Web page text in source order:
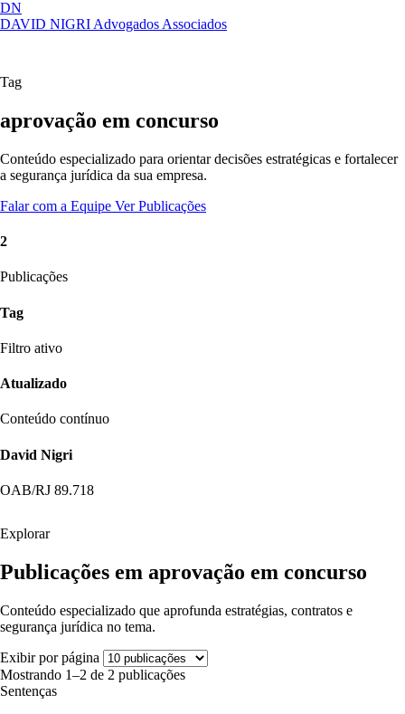
DN
DAVID NIGRI Advogados Associados
Artigos, sentenças, áreas de atuação,
Tag
aprovação em concurso
Conteúdo especializado para orientar decisões estratégicas e fortalecer
a segurança jurídica da sua empresa.
Falar com a Equipe Ver Publicações
2
Publicações
Tag
Filtro ativo
Atualizado
Conteúdo contínuo
David Nigri
OAB/RJ 89.718
Explorar
Publicações em aprovação em concurso
Conteúdo especializado que aprofunda estratégias, contratos e
segurança jurídica no tema.
Exibir por página
Mostrando 1–2 de 2 publicações
Sentenças